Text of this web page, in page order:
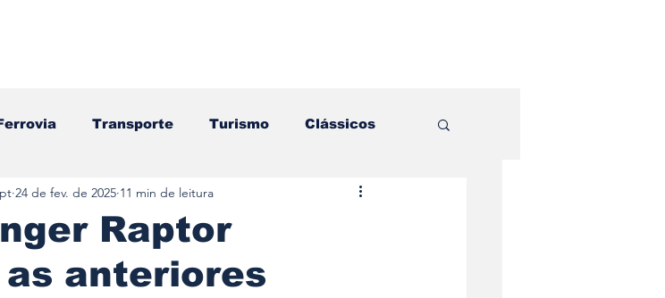
Transporte Turismo Clássicos
Autocarros Náutica Testes e Comparativos
Gastronomia Videojogos/Tecnologia
Raptor
anteriores
24 de fev. de 2025 11 min de leitura